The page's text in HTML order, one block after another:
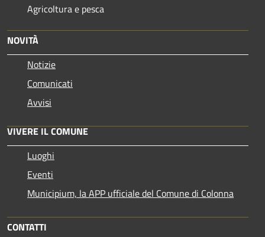
Agricoltura e pesca
NOVITÀ
Notizie
Comunicati
Avvisi
VIVERE IL COMUNE
Luoghi
Eventi
Municipium, la APP ufficiale del Comune di Colonna
CONTATTI